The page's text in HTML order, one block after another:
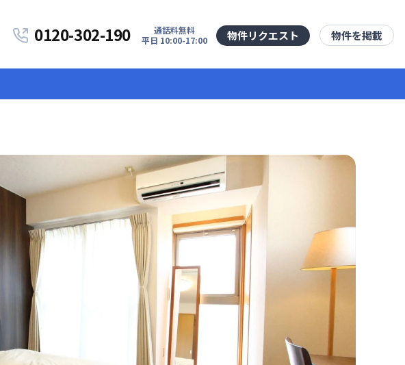
0120-302-190
通話料無料
平日 10:00-17:00
物件リクエスト 物件を掲載